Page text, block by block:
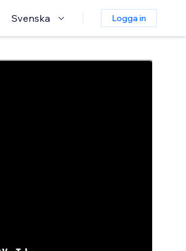
Svenska Logga in